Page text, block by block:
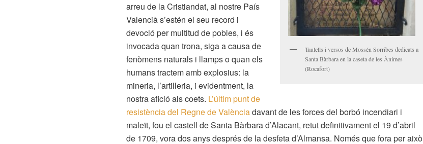
Taulells i versos de Mossén Sorribes dedicats a
Santa Bàrbara en la caseta de les Ànimes
(Rocafort)
arreu de la Cristiandat, al nostre País
Valencià s’estén el seu record i
devoció per multitud de pobles, i és
invocada quan trona, siga a causa de
fenòmens naturals i llamps o quan els
humans tractem amb explosius: la
mineria, l’artilleria, i evidentment, la
nostra afició als coets. L’últim punt de
resistència del Regne de Valènciadavant de les forces del borbó incendiari i
maleït, fou el castell de Santa Bàrbara d’Alacant, retut definitivament el 19 d’abril
de 1709, vora dos anys després de la desfeta d’Almansa. Només que fora per això